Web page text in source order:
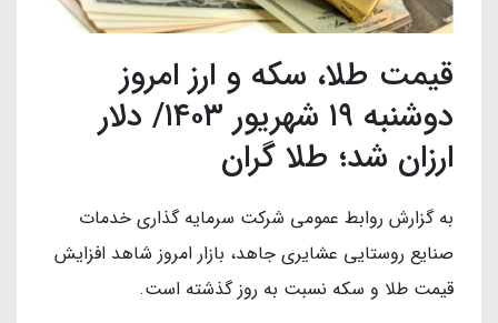
قیمت طلا، سکه و ارز امروز
دوشنبه ۱۹ شهریور ۱۴۰۳/ دلار
ارزان شد؛ طلا گران
به گزارش روابط عمومی شرکت سرمایه گذاری خدمات
صنایع روستایی عشایری جاهد، بازار امروز شاهد افزایش
قیمت طلا و سکه نسبت به روز گذشته است.